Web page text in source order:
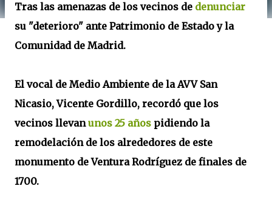
Tras las amenazas de los vecinos de denunciar
su "deterioro" ante Patrimonio de Estado y la
Comunidad de Madrid.
El vocal de Medio Ambiente de la AVV San
Nicasio, Vicente Gordillo, recordó que los
vecinos llevanunos 25 años pidiendo la
remodelación de los alrededores de este
monumento de Ventura Rodríguez de finales de
1700.